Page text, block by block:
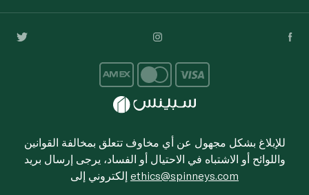
للإبلاغ بشكل مجهول عن أي مخاوف تتعلق بمخالفة القوانين
واللوائح أو الاشتباه في الاحتيال أو الفساد، يرجى إرسال بريد
ethics@spinneys.com